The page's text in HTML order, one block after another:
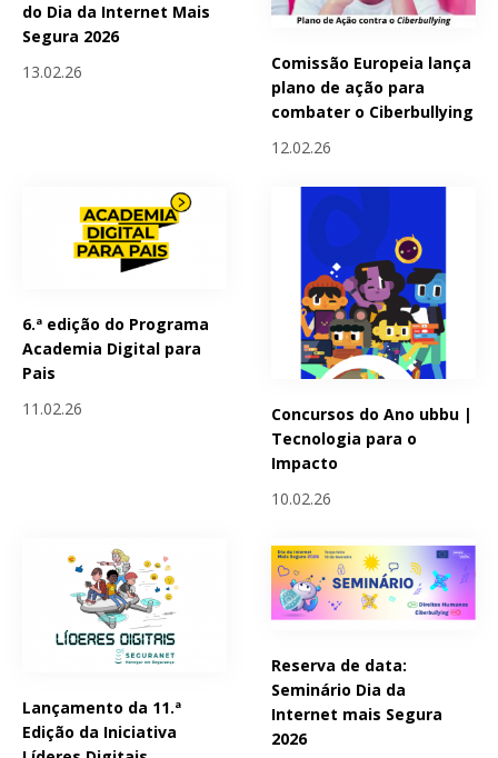
do Dia da Internet Mais
Segura 2026
13.02.26
Comissão Europeia lança
plano de ação para
combater o Ciberbullying
12.02.26
6.ª edição do Programa
Academia Digital para
Pais
11.02.26
Concursos do Ano ubbu |
Tecnologia para o
Impacto
10.02.26
Lançamento da 11.ª
Edição da Iniciativa
Reserva de data:
Seminário Dia da
Internet mais Segura
2026